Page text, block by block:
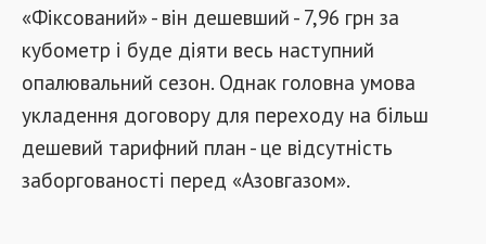
«Фіксований» - він дешевший - 7,96 грн за
кубометр і буде діяти весь наступний
опалювальний сезон. Однак головна умова
укладення договору для переходу на більш
дешевий тарифний план - це відсутність
заборгованості перед «Азовгазом».